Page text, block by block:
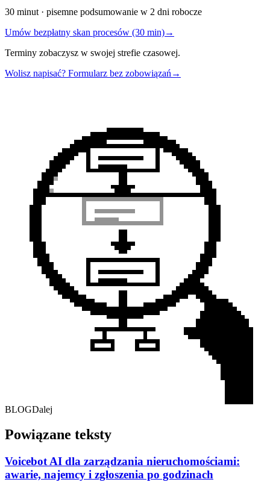
30 minut · pisemne podsumowanie w 2 dni robocze
Umów bezpłatny skan procesów (30 min)→
Terminy zobaczysz w swojej strefie czasowej.
Wolisz napisać? Formularz bez zobowiązań →
BLOGDalej
Powiązane teksty
Voicebot AI dla zarządzania nieruchomościami:
awarie, najemcy i zgłoszenia po godzinach